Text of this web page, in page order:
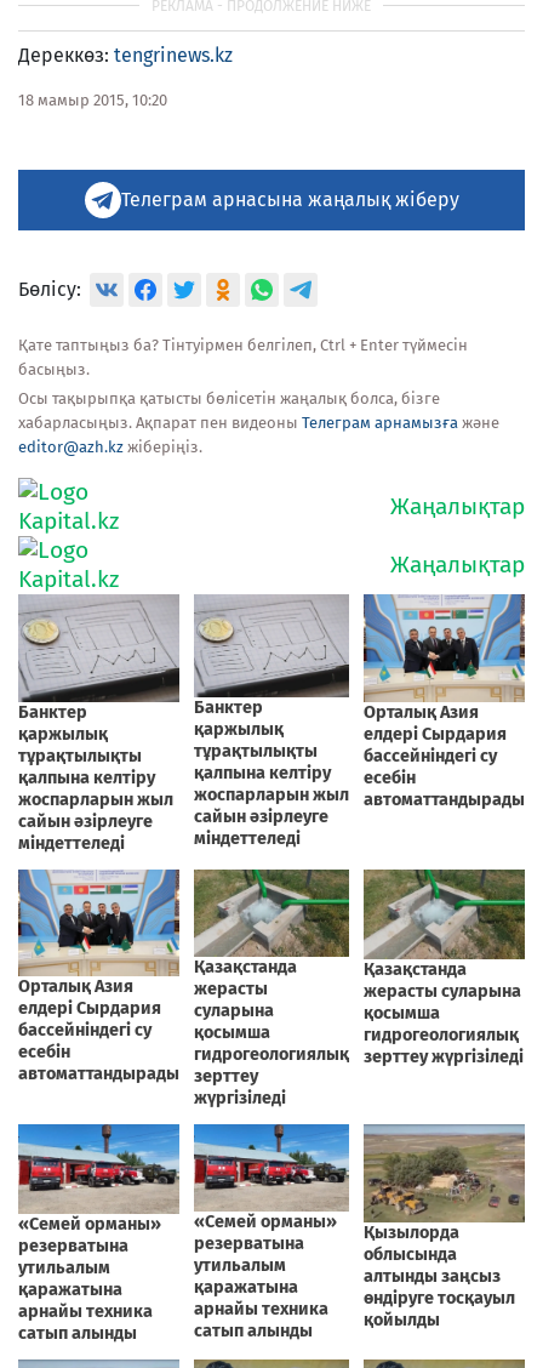
Дереккөз: tengrinews.kz
18 мамыр 2015, 10:20
Телеграм арнасына жаңалық жіберу
Бөлісу:
Қате таптыңыз ба? Тінтуірмен белгілеп, Ctrl + Enter түймесін
басыңыз.
Осы тақырыпқа қатысты бөлісетін жаңалық болса, бізге
хабарласыңыз. Ақпарат пен видеоны Телеграм арнамызға және
editor@azh.kz жіберіңіз.